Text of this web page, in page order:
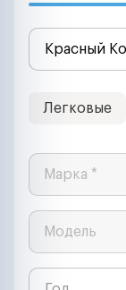
Легковые
Марка *
Модель